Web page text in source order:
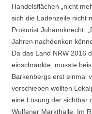
Handelsflächen „nicht
sich die Ladenzeile nicht
Prokurist Johannknecht:
Jahren nachdenken
Da das Land NRW 2016
einschränkte, musste
Barkenbergs erst einmal
verschieben wollten
eine Lösung der sichtbar
Wulfener Markthalle. Im